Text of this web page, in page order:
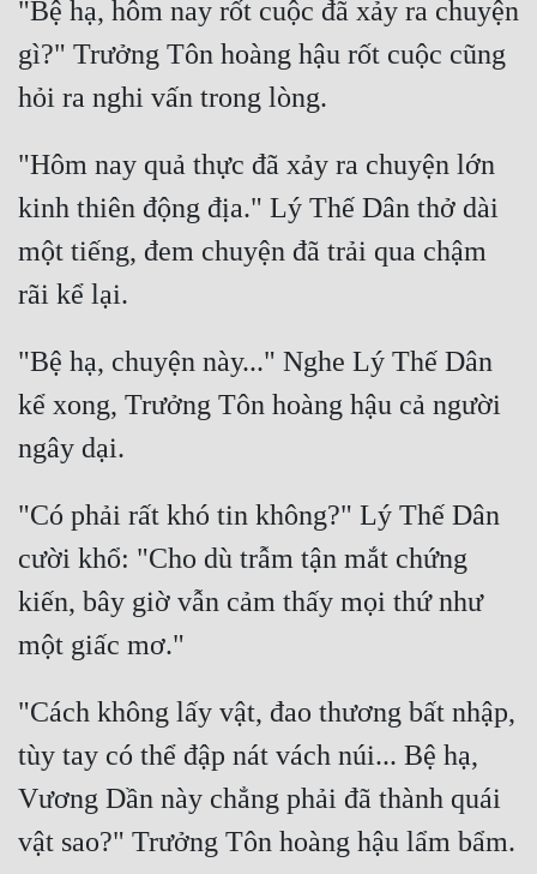
Đẹp
Đẹp Hiệp
Tính Cách Nhân Vật :
Cơ Trí
Sát Phạt Quyết Đoán
Vô Sỉ
Điềm Đạm
"Bệ hạ, hôm nay rốt cuộc đã xảy ra chuyện
gì?" Trưởng Tôn hoàng hậu rốt cuộc cũng
"Hôm nay quả thực đã xảy ra chuyện lớn
kinh thiên động địa." Lý Thế Dân thở dài
một tiếng, đem chuyện đã trải qua chậm
"Bệ hạ, chuyện này..." Nghe Lý Thế Dân
kể xong, Trưởng Tôn hoàng hậu cả người
"Có phải rất khó tin không?" Lý Thế Dân
cười khổ: "Cho dù trẫm tận mắt chứng
kiến, bây giờ vẫn cảm thấy mọi thứ như
"Cách không lấy vật, đao thương bất nhập,
tùy tay có thể đập nát vách núi... Bệ hạ,
Vương Dần này chẳng phải đã thành quái